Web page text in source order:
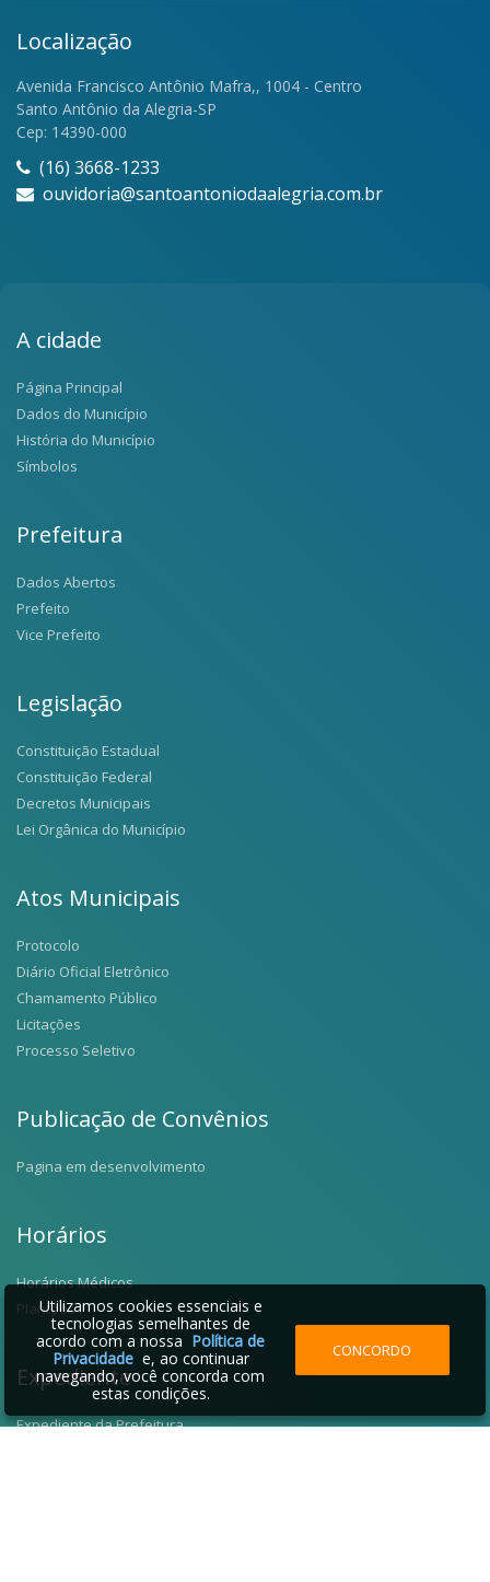
Localização
Avenida Francisco Antônio Mafra,, 1004 - Centro
Santo Antônio da Alegria-SP
Cep: 14390-000
(16) 3668-1233
ouvidoria@santoantoniodaalegria.com.br
A cidade
Página Principal
Dados do Município
História do Município
Símbolos
Prefeitura
Dados Abertos
Prefeito
Vice Prefeito
Legislação
Constituição Estadual
Constituição Federal
Decretos Municipais
Lei Orgânica do Município
Atos Municipais
Protocolo
Diário Oficial Eletrônico
Chamamento Público
Licitações
Processo Seletivo
Publicação de Convênios
Pagina em desenvolvimento
Horários
Horários Médicos
Plantões
Expediente
Expediente da Prefeitura
Utilizamos cookies essenciais e
tecnologias semelhantes de
acordo com a nossa Política de
Privacidadee, ao continuar
navegando, você concorda com
estas condições.
CONCORDO